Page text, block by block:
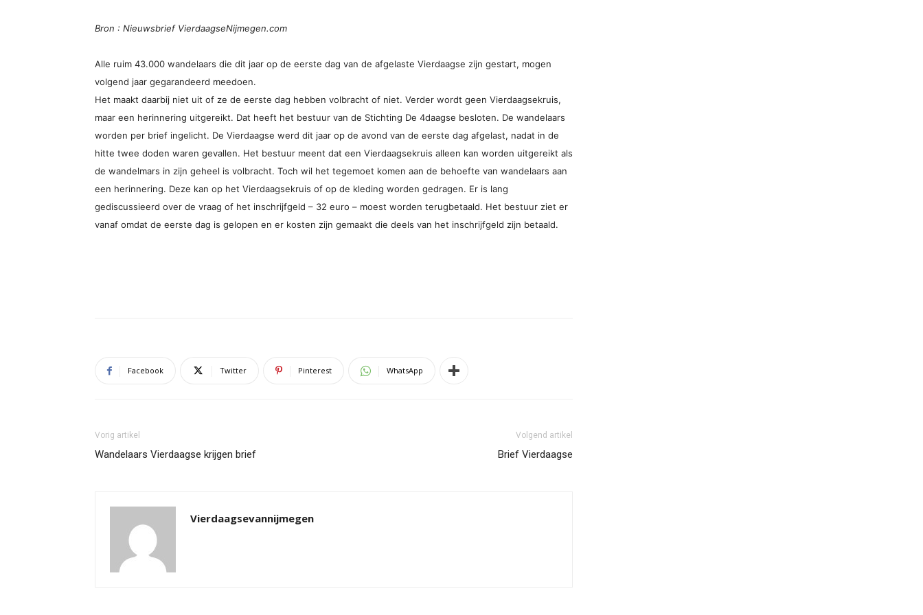
Bron : Nieuwsbrief VierdaagseNijmegen.com
Alle ruim 43.000 wandelaars die dit jaar op de eerste dag van de afgelaste Vierdaagse zijn gestart, mo­gen
volgend jaar gegarandeerd meedoen.
Het maakt daarbij niet uit of ze de eerste dag hebben volbracht of niet. Verder wordt geen Vierdaagsekruis,
maar een herinnering uitgereikt. Dat heeft het bestuur van de Stichting De 4daagse besloten. De wandelaars
worden per brief ingelicht. De Vierdaagse werd dit jaar op de avond van de eerste dag afgelast, nadat in de
hitte twee doden waren gevallen. Het bestuur meent dat een Vierdaagsekruis alleen kan worden uitgereikt als
de wandelmars in zijn geheel is volbracht. Toch wil het tegemoet komen aan de behoefte van wandelaars aan
een herinnering. Deze kan op het Vierdaagsekruis of op de kleding worden gedragen. Er is lang
gediscussieerd over de vraag of het inschrijfgeld – 32 euro – moest worden terugbetaald. Het bestuur ziet er
vanaf omdat de eerste dag is gelopen en er kosten zijn gemaakt die deels van het inschrijfgeld zijn betaald.
Facebook Twitter Pinterest WhatsApp
Vorig artikel
Wandelaars Vierdaagse krijgen brief
Volgend artikel
Brief Vierdaagse
Vierdaagsevannijmegen